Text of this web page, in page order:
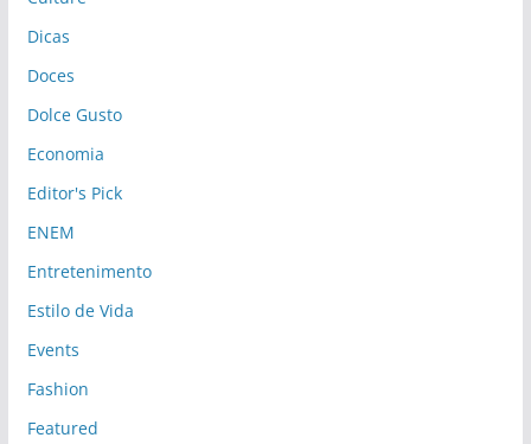
Dicas
Doces
Dolce Gusto
Economia
Editor's Pick
ENEM
Entretenimento
Estilo de Vida
Events
Fashion
Featured